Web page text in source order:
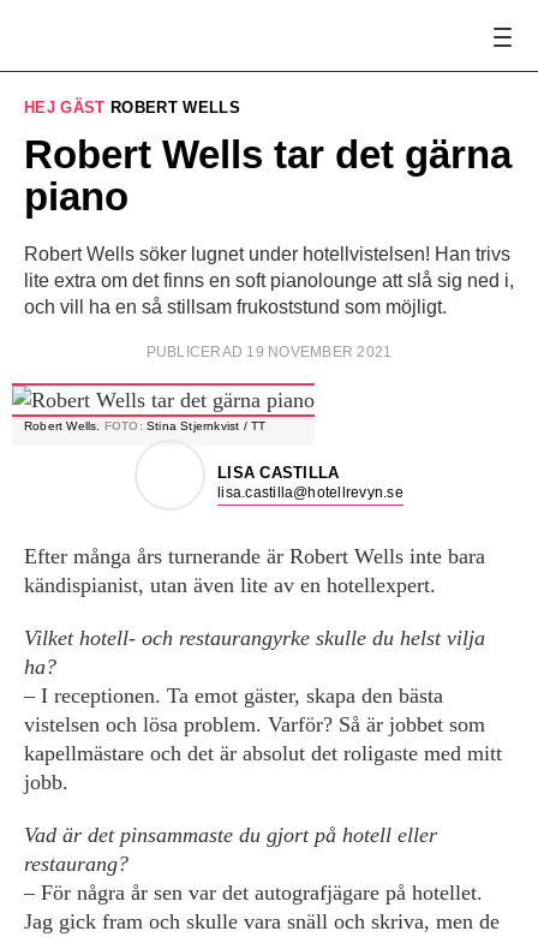
HEJ GÄST ROBERT WELLS
Robert Wells tar det gärna
piano
Robert Wells söker lugnet under hotellvistelsen! Han trivs
lite extra om det finns en soft pianolounge att slå sig ned i,
och vill ha en så stillsam frukoststund som möjligt.
PUBLICERAD 19 NOVEMBER 2021
Robert Wells. FOTO:Stina Stjernkvist / TT
LISA CASTILLA
lisa.castilla@hotellrevyn.se
Efter många års turnerande är Robert Wells inte bara
kändispianist, utan även lite av en hotellexpert.
Vilket hotell- och restaurangyrke skulle du helst vilja
ha?
– I receptionen. Ta emot gäster, skapa den bästa
vistelsen och lösa problem. Varför? Så är jobbet som
kapellmästare och det är absolut det roligaste med mitt
jobb.
Vad är det pinsammaste du gjort på hotell eller
restaurang?
– För några år sen var det autografjägare på hotellet.
Jag gick fram och skulle vara snäll och skriva, men de